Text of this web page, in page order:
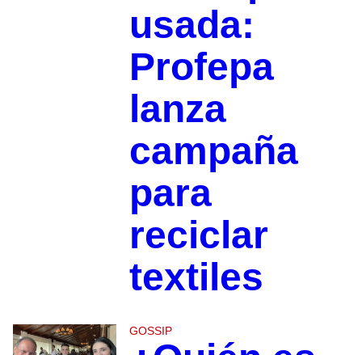
usada:
Profepa
lanza
campaña
para
reciclar
textiles
GOSSIP